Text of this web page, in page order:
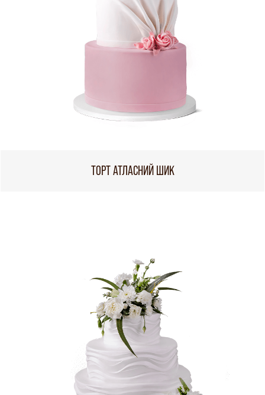
ТОРТ АТЛАСНИЙ ШИК